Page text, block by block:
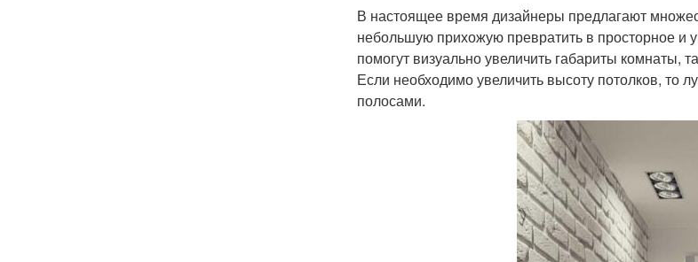
В настоящее время дизайнеры предлагают
небольшую прихожую превратить в просторное
помогут визуально увеличить габариты комнаты,
Если необходимо увеличить высоту потолков, то
полосами.